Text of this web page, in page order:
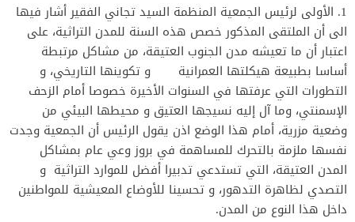
1. الأولى لرئيس الجمعية المنظمة السيد تجاني الفقير أشار فيها
الى أن الملتقى المذكور خصص هذه السنة للمدن التراثية، على
اعتبار أن ما تعيشه مدن الجنوب العتيقة، من مشاكل مرتبطة
أساسا بطبيعة هيكلتها العمرانية و تكوينها التاريخي، و
التطورات التي عرفتها في السنوات الأخيرة خصوصا أمام الزحف
الإسمنتي، وما آل إليه نسيجها العتيق و محيطها البيئي من
وضعية مزرية، أمام هذا الوضع اذن يقول الرئيس أن الجمعية وجدت
نفسها ملزمة بالتحرك للمساهمة في بروز وعي عام بمشاكل
المدن العتيقة، التي تستدعي تدبيرا أفضل للموارد التراثية و
التصدي لظاهرة التدهور، و تحسينا للأوضاع المعيشية للمواطنين
داخل هذا النوع من المدن.